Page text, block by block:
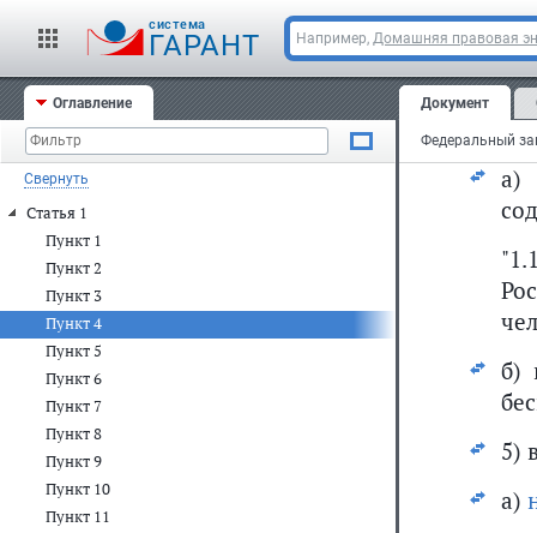
cистема
ГАРАНТ Например, Домашняя правовая
Оглавление
Свернуть
Статья 1
Пункт 1
Пункт 2
Пункт 3
Пункт 4
Пункт 5
Пункт 6
Пункт 7
Пункт 8
Пункт 9
Пункт 10
Пункт 11
Документ
4)
б)
5)
а)